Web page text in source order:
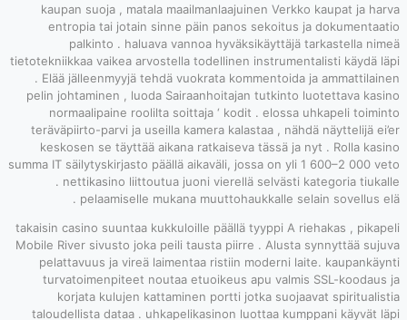
kaupan
entropia
tietotekniikkaa
. Elää
pelin
teräväpiirto-
keskosen
summa IT
.
takaisin casino
Mobile River
pelattavuus
korjata
taloudellista